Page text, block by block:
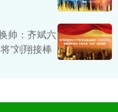
帅：齐斌六
”刘翔接棒